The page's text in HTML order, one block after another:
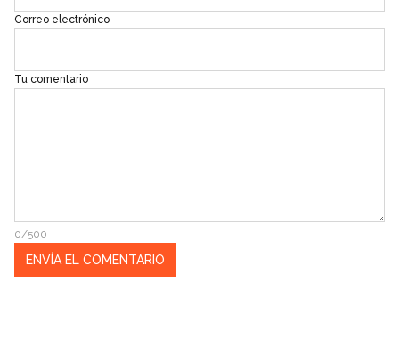
Correo electrónico
Tu comentario
0/500